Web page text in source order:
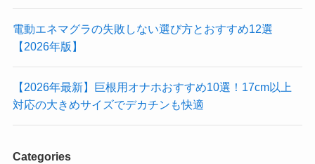
電動エネマグラの失敗しない選び方とおすすめ12選
【2026年版】
【2026年最新】巨根用オナホおすすめ10選！17cm以上
対応の大きめサイズでデカチンも快適
Categories